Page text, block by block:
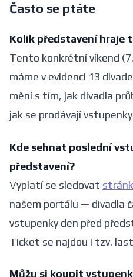
Často se ptáte
Kolik představení hraje
Tento konkrétní víkend
máme v evidenci 13
mění s tím, jak divadla
jak se prodávají
Kde sehnat poslední
představení?
Vyplatí se sledovat
našem portálu — divadla
vstupenky den před
Ticket se najdou i tzv.
Můžu si koupit